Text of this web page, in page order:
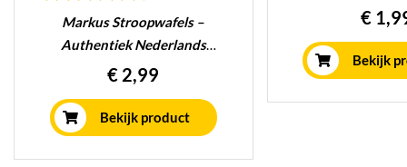
Markus Stroopwafels –
Authentiek Nederlands
Genieten
Deze heerlijke Goudse
stroopwafels worden op
ambachtelijke wijze gebakken
met echte roomboter.
Verkrijgbaar bij
Hoogendoornkaas, waar je
naast kaas ook geniet van échte
€ 2,99
Bekijk product
vliesje en licht
een hartige
eiwitten en
snack of bij
€
Bekijk